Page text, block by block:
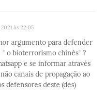
às 22:05
argumento para defender
" o bioterrorismo chinês" ?
e se informar através
canais de propagação ao
defensores deste (des)